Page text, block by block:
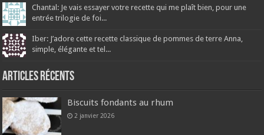
Chantal: Je vais essayer votre recette qui me plaît bien, pour une
entrée trilogie de foi...
Iber: J’adore cette recette classique de pommes de terre Anna,
simple, élégante et tel...
Articles récents
Biscuits fondants au rhum
2 janvier 2026